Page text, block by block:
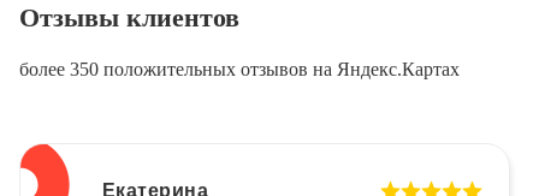
Отзывы клиентов
более 350 положительных отзывов на Яндекс.Картах
Екатерина